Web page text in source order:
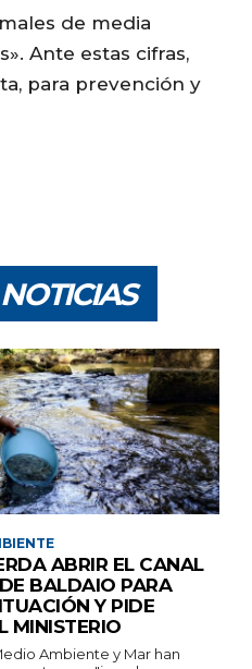
de media
Ante estas cifras,
para prevención y
ABRIR EL CANAL
BALDAIO PARA
Y PIDE
MINISTERIO
Ambiente y Mar han